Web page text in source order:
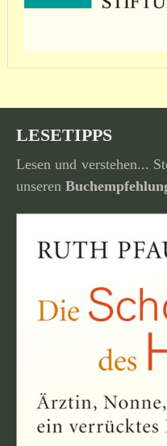
LESETIPPS
Lesen und verstehen...
unseren